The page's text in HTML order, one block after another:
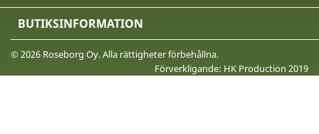
BUTIKSINFORMATION
© 2026 Roseborg Oy. Alla rättigheter förbehållna.
Förverkligande: HK Production 2019